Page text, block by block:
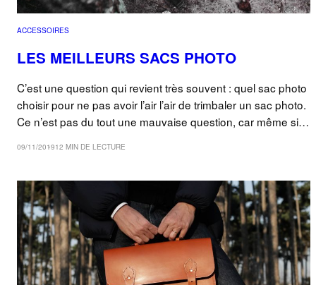
ACCESSOIRES
LES MEILLEURS SACS PHOTO
C’est une question qui revient très souvent : quel sac photo
choisir pour ne pas avoir l’air l’air de trimbaler un sac photo.
Ce n’est pas du tout une mauvaise question, car même si…
09/11/201912 MIN DE LECTURE